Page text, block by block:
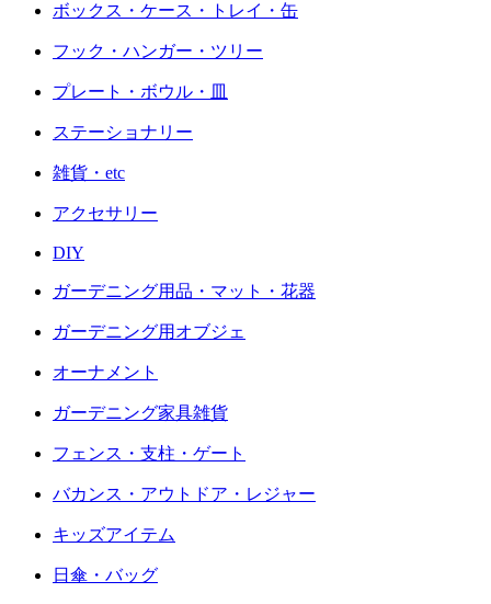
ボックス・ケース・トレイ・缶
フック・ハンガー・ツリー
プレート・ボウル・皿
ステーショナリー
雑貨・etc
アクセサリー
DIY
ガーデニング用品・マット・花器
ガーデニング用オブジェ
オーナメント
ガーデニング家具雑貨
フェンス・支柱・ゲート
バカンス・アウトドア・レジャー
キッズアイテム
日傘・バッグ